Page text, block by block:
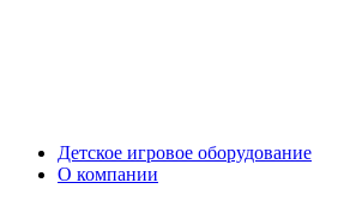
Детское игровое оборудование
О компании